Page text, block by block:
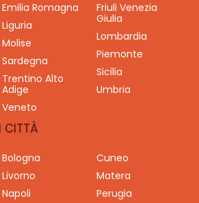
Emilia Romagna
Friuli Venezia
Giulia
Liguria
Lombardia
Molise
Piemonte
Sardegna
Sicilia
Trentino Alto
Adige
Umbria
Veneto
CITTÀ
Bologna
Cuneo
Livorno
Matera
Napoli
Perugia